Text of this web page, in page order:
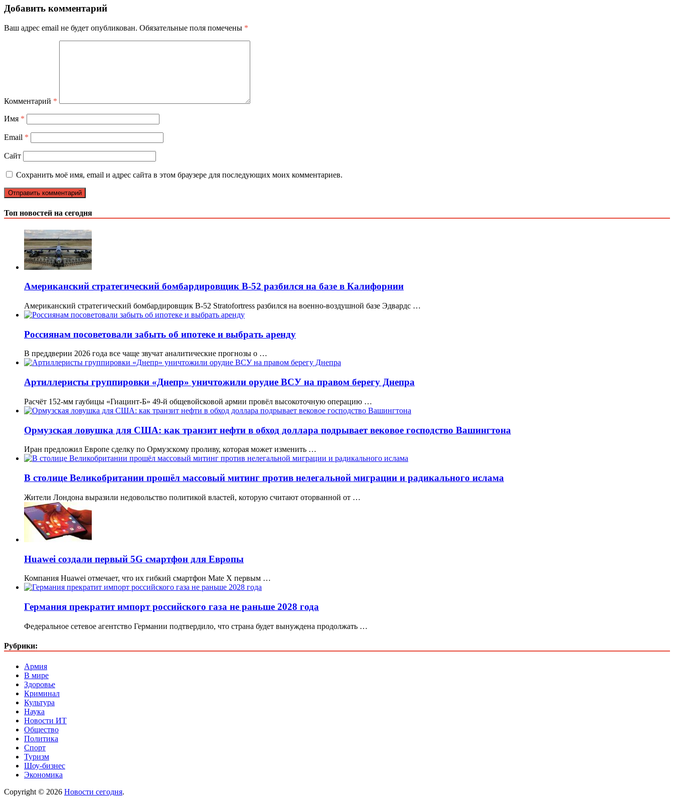
Добавить комментарий
Ваш адрес email не будет опубликован. Обязательные поля помечены *
Комментарий *
Имя *
Email *
Сайт
Сохранить моё имя, email и адрес сайта в этом браузере для последующих моих комментариев.
Топ новостей на сегодня
Американский стратегический бомбардировщик B-52 разбился на базе в Калифорнии
Американский стратегический бомбардировщик B-52 Stratofortress разбился на военно-воздушной базе Эдвардс …
Россиянам посоветовали забыть об ипотеке и выбрать аренду
В преддверии 2026 года все чаще звучат аналитические прогнозы о …
Артиллеристы группировки «Днепр» уничтожили орудие ВСУ на правом берегу Днепра
Расчёт 152-мм гаубицы «Гиацинт-Б» 49-й общевойсковой армии провёл высокоточную операцию …
Ормузская ловушка для США: как транзит нефти в обход доллара подрывает вековое господство Вашингтона
Иран предложил Европе сделку по Ормузскому проливу, которая может изменить …
В столице Великобритании прошёл массовый митинг против нелегальной миграции и радикального ислама
Жители Лондона выразили недовольство политикой властей, которую считают оторванной от …
Huawei создали первый 5G смартфон для Европы
Компания Huawei отмечает, что их гибкий смартфон Mate X первым …
Германия прекратит импорт российского газа не раньше 2028 года
Федеральное сетевое агентство Германии подтвердило, что страна будет вынуждена продолжать …
Рубрики:
Армия
В мире
Здоровье
Криминал
Культура
Наука
Новости ИТ
Общество
Политика
Спорт
Туризм
Шоу-бизнес
Экономика
Copyright © 2026 Новости сегодня.